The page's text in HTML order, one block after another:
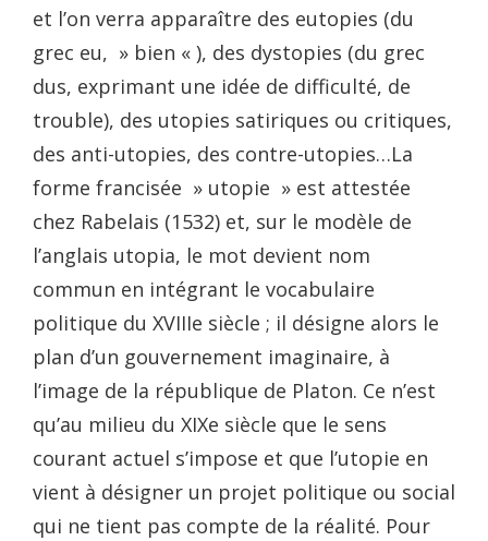
et l’on verra apparaître des eutopies (du
grec eu, » bien « ), des dystopies (du grec
dus, exprimant une idée de difficulté, de
trouble), des utopies satiriques ou critiques,
des anti-utopies, des contre-utopies…La
forme francisée » utopie » est attestée
chez Rabelais (1532) et, sur le modèle de
l’anglais utopia, le mot devient nom
commun en intégrant le vocabulaire
politique du XVIIIe siècle ; il désigne alors le
plan d’un gouvernement imaginaire, à
l’image de la république de Platon. Ce n’est
qu’au milieu du XIXe siècle que le sens
courant actuel s’impose et que l’utopie en
vient à désigner un projet politique ou social
qui ne tient pas compte de la réalité. Pour